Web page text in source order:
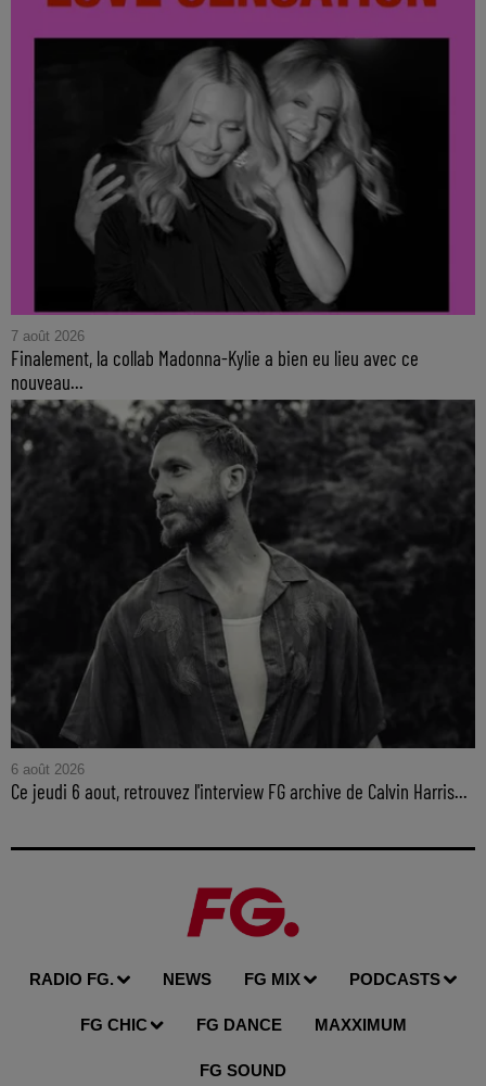
7 août 2026
Finalement, la collab Madonna-Kylie a bien eu lieu avec ce
nouveau...
6 août 2026
Ce jeudi 6 aout, retrouvez l'interview FG archive de Calvin Harris...
RADIO FG. NEWS FG MIX PODCASTS
FG CHIC FG DANCE MAXXIMUM
FG SOUND